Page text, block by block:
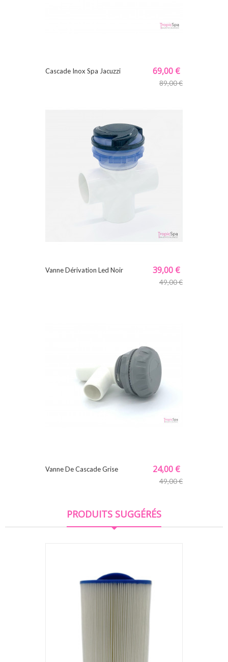
Cascade Inox Spa Jacuzzi 69,00 €
89,00 €
Vanne Dérivation Led Noir 39,00 €
49,00 €
Vanne De Cascade Grise 24,00 €
49,00 €
PRODUITS SUGGÉRÉS